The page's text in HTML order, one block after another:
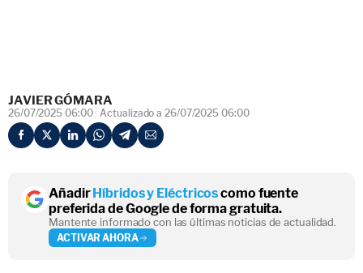
JAVIER GÓMARA
26/07/2025 06:00 Actualizado a 26/07/2025 06:00
AñadirHíbridos y Eléctricoscomo fuente
preferida de Google de forma gratuita.
Mantente informado con las últimas noticias de actualidad.
ACTIVAR AHORA